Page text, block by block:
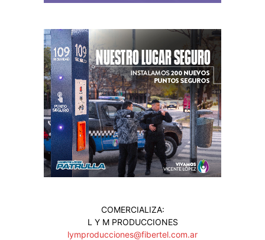
COMERCIALIZA:
L Y M PRODUCCIONES
lymproducciones@fibertel.com.ar